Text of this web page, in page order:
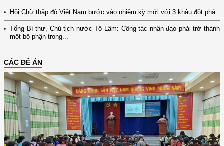
Hội Chữ thập đỏ Việt Nam bước vào nhiệm kỳ mới với 3 khâu đột phá
Tổng Bí thư, Chủ tịch nước Tô Lâm: Công tác nhân đạo phải trở thành
một bộ phận trong...
CÁC ĐỀ ÁN